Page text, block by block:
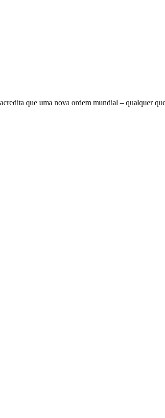
que uma nova ordem mundial – qualquer